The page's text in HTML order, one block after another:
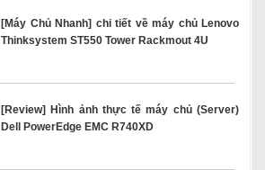
[Máy Chủ Nhanh] chi tiết về máy chủ Lenovo
Thinksystem ST550 Tower Rackmout 4U
[Review] Hình ảnh thực tế máy chủ (Server)
Dell PowerEdge EMC R740XD